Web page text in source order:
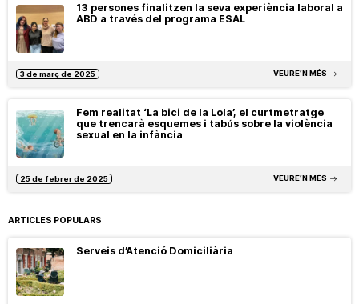
13 persones finalitzen la seva experiència laboral a
ABD a través del programa ESAL
3 de març de 2025 VEURE’N MÉS
Fem realitat ‘La bici de la Lola’, el curtmetratge
que trencarà esquemes i tabús sobre la violència
sexual en la infància
25 de febrer de 2025 VEURE’N MÉS
ARTICLES POPULARS
Serveis d’Atenció Domiciliària